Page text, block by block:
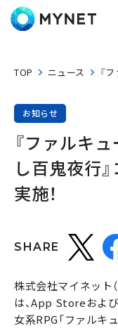
TOP ニュース 『
お知らせ
『ファルキ
し百鬼夜行
実施！
SHARE
株式会社マイネット
は、App Storeおよ
女系RPG「ファルキ